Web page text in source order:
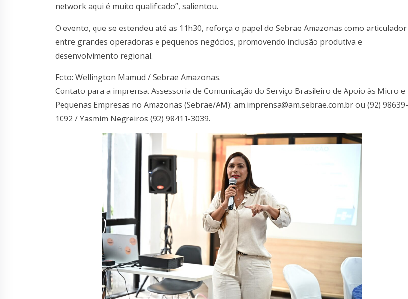
network aqui é muito qualificado”, salientou.
O evento, que se estendeu até as 11h30, reforça o papel do Sebrae Amazonas como articulador
entre grandes operadoras e pequenos negócios, promovendo inclusão produtiva e
desenvolvimento regional.
Foto: Wellington Mamud / Sebrae Amazonas.
Contato para a imprensa: Assessoria de Comunicação do Serviço Brasileiro de Apoio às Micro e
Pequenas Empresas no Amazonas (Sebrae/AM): am.imprensa@am.sebrae.com.brou (92) 98639-
1092 / Yasmim Negreiros (92) 98411-3039.